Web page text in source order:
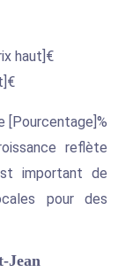
haut]€
[Pourcentage]%
reflète
important de
pour des
Jean